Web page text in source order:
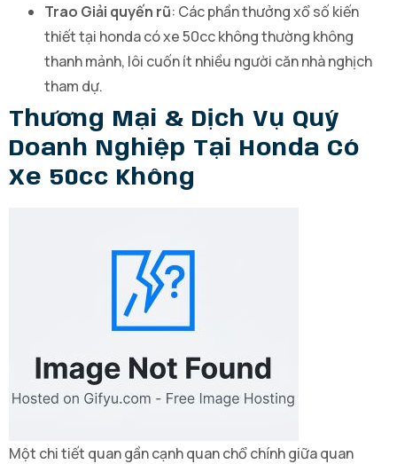
Trao Giải quyến rũ: Các phần thưởng xổ số kiến
thiết tại honda có xe 50cc không thường không
thanh mảnh, lôi cuốn ít nhiều người căn nhà nghịch
tham dự.
Thương Mại & Dịch Vụ Quý
Doanh Nghiệp Tại Honda Có
Xe 50cc Không
Một chi tiết quan gần cạnh quan chổ chính giữa quan